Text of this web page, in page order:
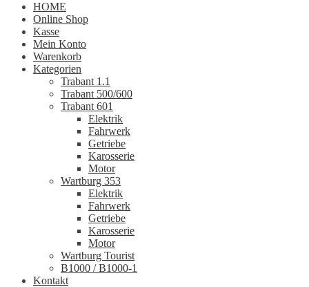
HOME
Online Shop
Kasse
Mein Konto
Warenkorb
Kategorien
Trabant 1.1
Trabant 500/600
Trabant 601
Elektrik
Fahrwerk
Getriebe
Karosserie
Motor
Wartburg 353
Elektrik
Fahrwerk
Getriebe
Karosserie
Motor
Wartburg Tourist
B1000 / B1000-1
Kontakt